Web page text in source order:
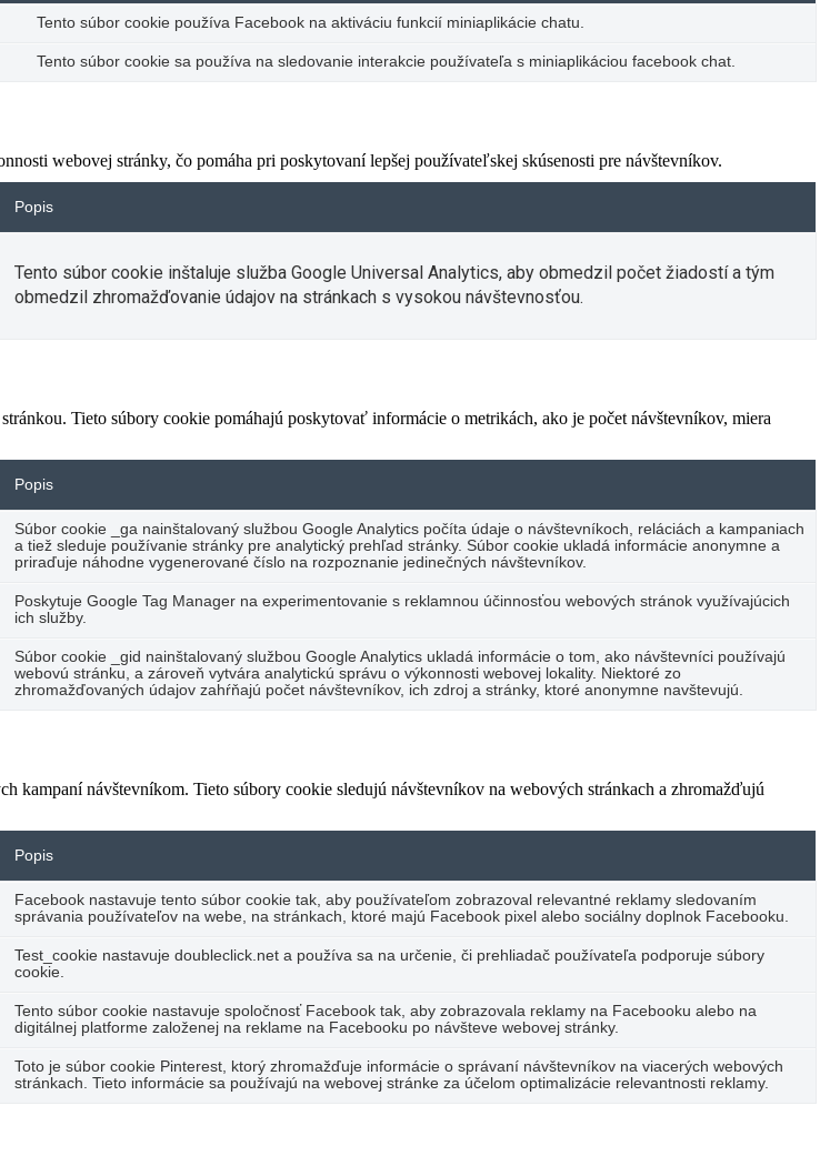
Tento súbor cookie používa Facebook na aktiváciu funkcií miniaplikácie chatu.
Tento súbor cookie sa používa na sledovanie interakcie používateľa s miniaplikáciou facebook chat.
webovej stránky, čo pomáha pri poskytovaní lepšej používateľskej skúsenosti pre návštevníkov.
Popis
Tento súbor cookie inštaluje služba Google Universal Analytics, aby obmedzil počet žiadostí a tým
obmedzil zhromažďovanie údajov na stránkach s vysokou návštevnosťou.
Tieto súbory cookie pomáhajú poskytovať informácie o metrikách, ako je počet návštevníkov, miera
Popis
Súbor cookie _ga nainštalovaný službou Google Analytics počíta údaje o návštevníkoch, reláciách a kampaniach
a tiež sleduje používanie stránky pre analytický prehľad stránky. Súbor cookie ukladá informácie anonymne a
priraďuje náhodne vygenerované číslo na rozpoznanie jedinečných návštevníkov.
Poskytuje Google Tag Manager na experimentovanie s reklamnou účinnosťou webových stránok využívajúcich
ich služby.
Súbor cookie _gid nainštalovaný službou Google Analytics ukladá informácie o tom, ako návštevníci používajú
webovú stránku, a zároveň vytvára analytickú správu o výkonnosti webovej lokality. Niektoré zo
zhromažďovaných údajov zahŕňajú počet návštevníkov, ich zdroj a stránky, ktoré anonymne navštevujú.
kampaní návštevníkom. Tieto súbory cookie sledujú návštevníkov na webových stránkach a zhromažďujú
Popis
Facebook nastavuje tento súbor cookie tak, aby používateľom zobrazoval relevantné reklamy sledovaním
správania používateľov na webe, na stránkach, ktoré majú Facebook pixel alebo sociálny doplnok Facebooku.
Test_cookie nastavuje doubleclick.net a používa sa na určenie, či prehliadač používateľa podporuje súbory
cookie.
Tento súbor cookie nastavuje spoločnosť Facebook tak, aby zobrazovala reklamy na Facebooku alebo na
digitálnej platforme založenej na reklame na Facebooku po návšteve webovej stránky.
Toto je súbor cookie Pinterest, ktorý zhromažďuje informácie o správaní návštevníkov na viacerých webových
stránkach. Tieto informácie sa používajú na webovej stránke za účelom optimalizácie relevantnosti reklamy.